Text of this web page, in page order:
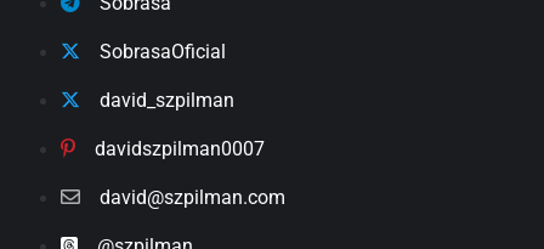
SobrasaOficial
david_szpilman
davidszpilman0007
david@szpilman.com